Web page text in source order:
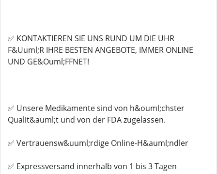
✅ KONTAKTIEREN SIE UNS RUND UM DIE UHR
F&Uuml;R IHRE BESTEN ANGEBOTE, IMMER ONLINE
UND GE&Ouml;FFNET!
✅ Unsere Medikamente sind von h&ouml;chster
Qualit&auml;t und von der FDA zugelassen.
✅ Vertrauensw&uuml;rdige Online-H&auml;ndler
✅ Expressversand innerhalb von 1 bis 3 Tagen